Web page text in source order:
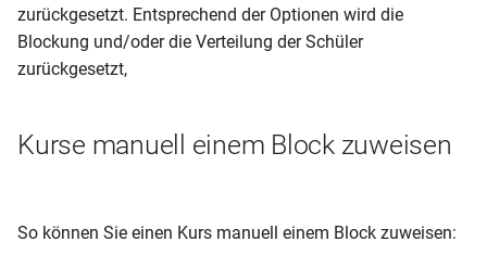
zurückgesetzt. Entsprechend der Optionen wird die
Blockung und/oder die Verteilung der Schüler
zurückgesetzt,
Kurse manuell einem Block zuweisen
So können Sie einen Kurs manuell einem Block zuweisen: